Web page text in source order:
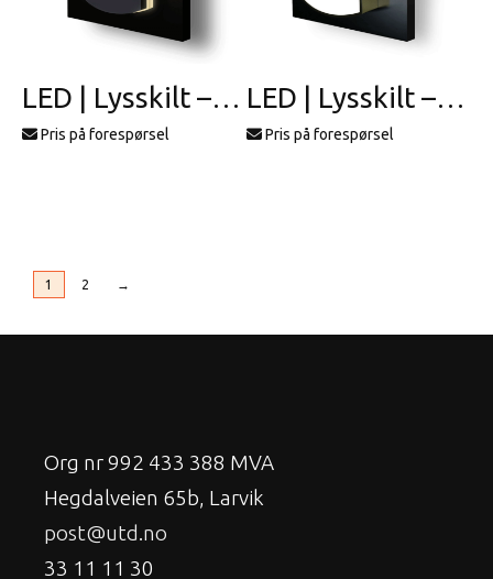
LED | Lysskilt – profil 19
Pris på forespørsel
LED | Lysskilt – profil 2
Pris på forespørsel
1 2 →
Org nr 992 433 388 MVA
Hegdalveien 65b, Larvik
post@utd.no
33 11 11 30